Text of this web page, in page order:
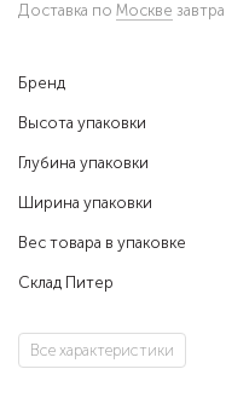
Бренд
Высота упаковки
Глубина упаковки
Ширина упаковки
Вес товара в упаковке
Склад Питер
Все характеристики
Доставка по Москве